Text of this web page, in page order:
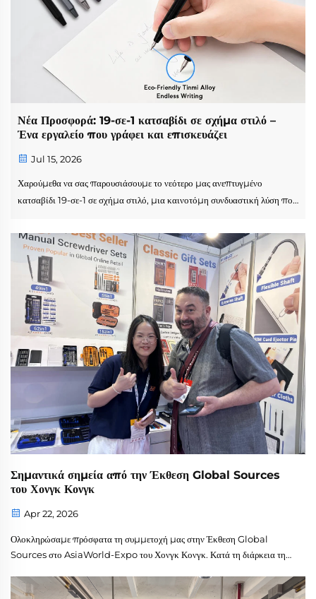
Νέα Προσφορά: 19-σε-1 κατσαβίδι σε σχήμα στιλό –
Ένα εργαλείο που γράφει και επισκευάζει
Jul 15, 2026
Χαρούμεθα να σας παρουσιάσουμε το νεότερο μας ανεπτυγμένο
κατσαβίδι 19-σε-1 σε σχήμα στιλό, μια καινοτόμη συνδυαστική λύση που
εργαλείο. Σχεδιασμένο σε συμπαγή μορφή στιλό, αυτό το
πολυλειτουργικό κατσαβίδι περιλαμβάνει...
Σημαντικά σημεία από την Έκθεση Global Sources
του Χονγκ Κονγκ
Apr 22, 2026
Ολοκληρώσαμε πρόσφατα τη συμμετοχή μας στην Έκθεση Global
Sources στο AsiaWorld-Expo του Χονγκ Κονγκ. Κατά τη διάρκεια της
και να γνωρίσουμε πολλούς νέους πελάτες από όλο τον κόσμο. Τα